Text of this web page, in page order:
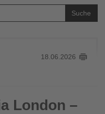
Suche
18.06.2026
eröffnet
London –